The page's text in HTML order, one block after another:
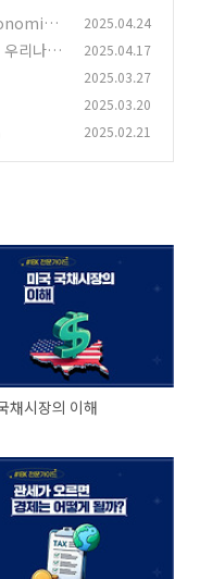
2025.04.24
우리나라
2025.04.17
2025.03.27
2025.03.20
2025.02.21
채시장의 이해